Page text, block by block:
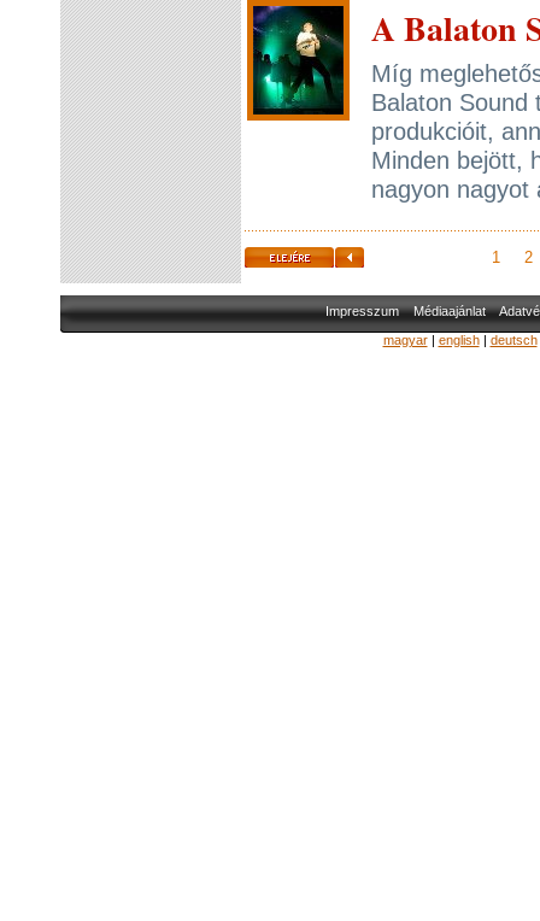
A Balaton
Míg
Balaton Sound
produkcióit,
Minden bejött,
nagyon
1 2
Impresszum Médiaajánlat
magyar| english| deutsch